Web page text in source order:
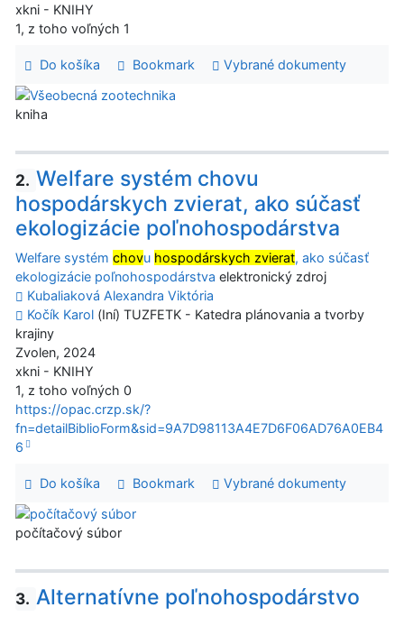
xkni - KNIHY
1, z toho voľných 1
Do košíka Bookmark Vybrané dokumenty
kniha
2. Welfare systém chovu
hospodárskych zvierat, ako súčasť
ekologizácie poľnohospodárstva
Welfare systém chovu hospodárskych zvierat, ako súčasť
ekologizácie poľnohospodárstva elektronický zdroj
Kubaliaková Alexandra Viktória
Kočík Karol (Iní) TUZFETK - Katedra plánovania a tvorby
krajiny
Zvolen, 2024
xkni - KNIHY
1, z toho voľných 0
https://opac.crzp.sk/?
fn=detailBiblioForm&sid=9A7D98113A4E7D6F06AD76A0EB4
6
Do košíka Bookmark Vybrané dokumenty
počítačový súbor
3. Alternatívne poľnohospodárstvo